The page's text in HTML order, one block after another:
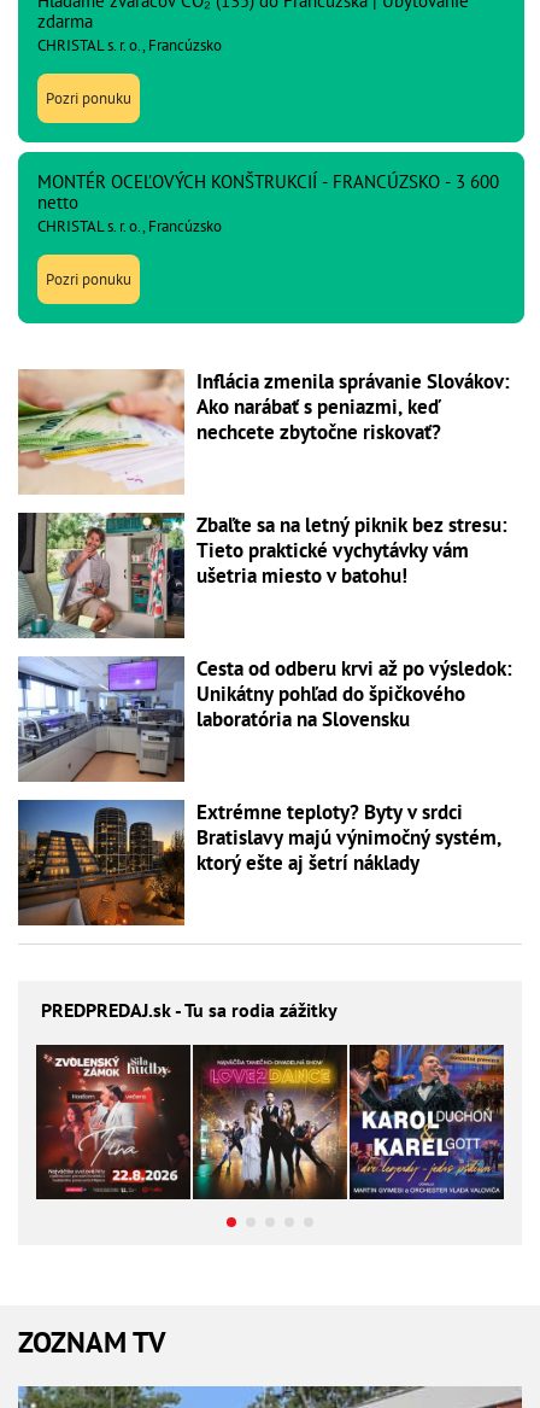
zdarma
CHRISTAL s. r. o., Francúzsko
Pozri ponuku
MONTÉR OCEĽOVÝCH KONŠTRUKCIÍ - FRANCÚZSKO - 3 600
netto
CHRISTAL s. r. o., Francúzsko
Pozri ponuku
Inflácia zmenila správanie Slovákov:
Ako narábať s peniazmi, keď
nechcete zbytočne riskovať?
Zbaľte sa na letný piknik bez stresu:
Tieto praktické vychytávky vám
ušetria miesto v batohu!
Cesta od odberu krvi až po výsledok:
Unikátny pohľad do špičkového
laboratória na Slovensku
Extrémne teploty? Byty v srdci
Bratislavy majú výnimočný systém,
ktorý ešte aj šetrí náklady
PREDPREDAJ.sk - Tu sa rodia zážitky
ZOZNAM TV